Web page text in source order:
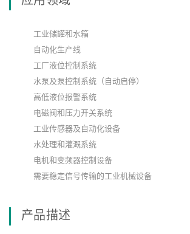
工业储罐和水箱
自动化生产线
工厂液位控制系统
水泵及泵控制系统（自动启停）
高低液位报警系统
电磁阀和压力开关系统
工业传感器及自动化设备
水处理和灌溉系统
电机和变频器控制设备
需要稳定信号传输的工业机械设备
产品描述